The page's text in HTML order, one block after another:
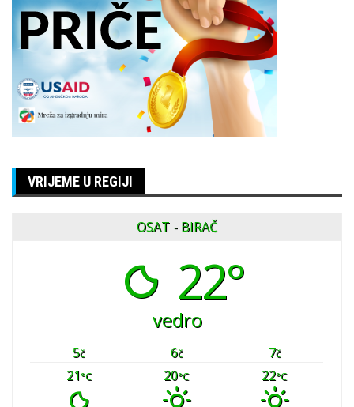
VRIJEME U REGIJI
OSAT - BIRAČ
22°
vedro
5č 6č 7č
21°C 20°C 22°C